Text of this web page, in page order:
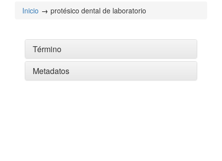
Inicio protésico dental de laboratorio
Término
Metadatos